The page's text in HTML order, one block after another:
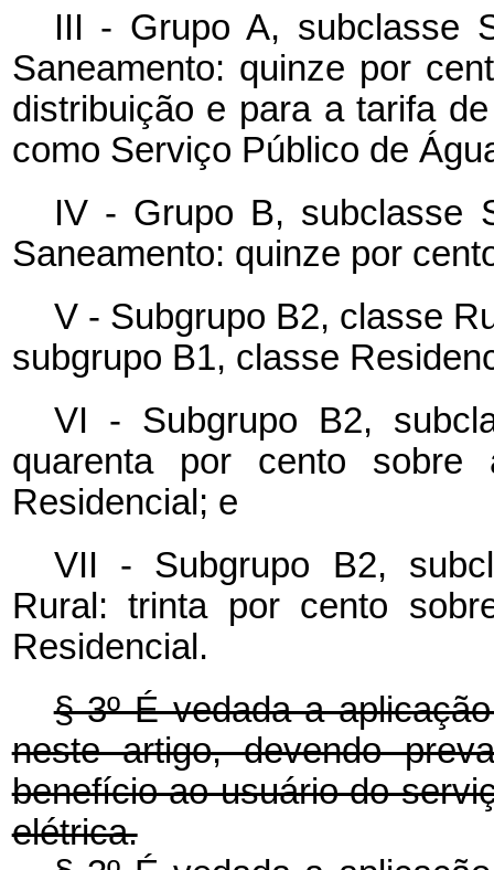
III - Grupo A, subclasse
Saneamento: quinze por
distribuição e para a tarifa
como Serviço Público de
IV - Grupo B, subclasse
Saneamento: quinze por
V - Subgrupo B2, classe
subgrupo B1, classe
VI - Subgrupo B2,
quarenta por cento
Residencial; e
VII - Subgrupo B2,
Rural: trinta por cento
Residencial.
§ 3º É vedada a
neste artigo, devendo
benefício ao usuário do
elétrica.